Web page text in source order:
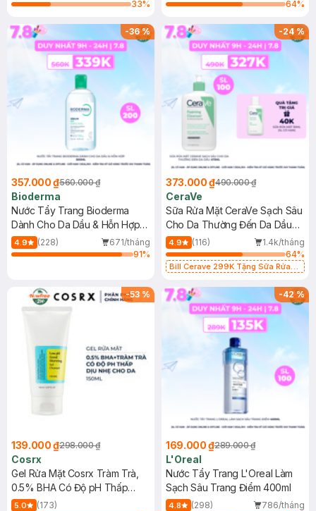
33% 64%
-36%
357.000 ₫560.000 ₫
Bioderma
Nước Tẩy Trang Bioderma
Dành Cho Da Dầu & Hỗn Hợp
500ml
4.9 (228)
671/tháng
91%
-24%
373.000 ₫490.000 ₫
CeraVe
Sữa Rửa Mặt CeraVe Sạch Sâu
Cho Da Thường Đến Da Dầu
473ml
4.9 (116)
1.4k/tháng
64%
Bill Cerave 299K Tặng Sữa Rửa
-53 %
139.000 ₫298.000 ₫
Cosrx
Gel Rửa Mặt Cosrx Tràm Trà,
0.5% BHA Có Độ pH Thấp
150ml
5.0
(173)
-42%
169.000 ₫289.000 ₫
L'Oreal
Nước Tẩy Trang L'Oreal Làm
Sạch Sâu Trang Điểm 400ml
4.8 (298)
786/tháng